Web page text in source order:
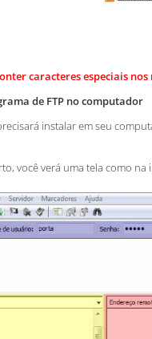
caracteres especiais
de FTP no computador
instalar em seu
você verá uma tela como na